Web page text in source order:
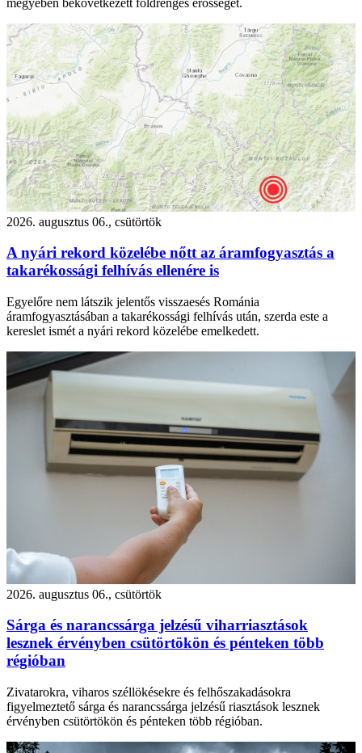
megyében bekövetkezett földrengés erősségét.
2026. augusztus 06., csütörtök
A nyári rekord közelébe nőtt az áramfogyasztás a
takarékossági felhívás ellenére is
Egyelőre nem látszik jelentős visszaesés Románia
áramfogyasztásában a takarékossági felhívás után, szerda este a
kereslet ismét a nyári rekord közelébe emelkedett.
2026. augusztus 06., csütörtök
Sárga és narancssárga jelzésű viharriasztások
lesznek érvényben csütörtökön és pénteken több
régióban
Zivatarokra, viharos széllökésekre és felhőszakadásokra
figyelmeztető sárga és narancssárga jelzésű riasztások lesznek
érvényben csütörtökön és pénteken több régióban.